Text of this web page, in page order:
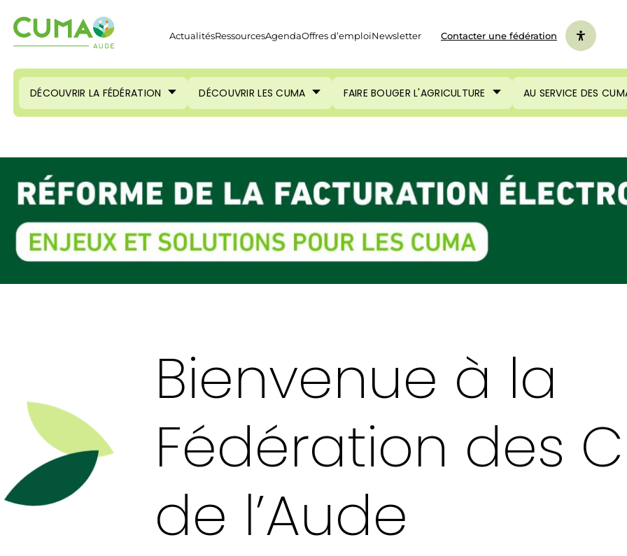
ActualitésRessourcesAgendaOffres d’emploiNewsletter Contacter une fédération
DÉCOUVRIR LA FÉDÉRATION DÉCOUVRIR LES CUMA FAIRE BOUGER L'AGRICULTURE AU SERVICE DES
Bienvenue à la
Fédération des
de l’Aude